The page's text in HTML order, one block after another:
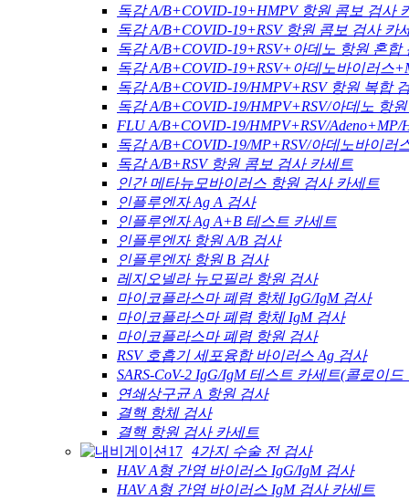
독감 A/B+COVID-19+HMPV 항원 콤보 검사
독감 A/B+COVID-19+RSV 항원 콤보 검사 카
독감 A/B+COVID-19+RSV+아데노 항원 혼합
독감 A/B+COVID-19+RSV+아데노바이러스
독감 A/B+COVID-19/HMPV+RSV 항원 복합
독감 A/B+COVID-19/HMPV+RSV/아데노 항
FLU A/B+COVID-19/HMPV+RSV/
독감 A/B+COVID-19/MP+RSV/아데노바이러
독감 A/B+RSV 항원 콤보 검사 카세트
인간 메타뉴모바이러스 항원 검사 카세트
인플루엔자 Ag A 검사
인플루엔자 Ag A+B 테스트 카세트
인플루엔자 항원 A/B 검사
인플루엔자 항원 B 검사
레지오넬라 뉴모필라 항원 검사
마이코플라스마 폐렴 항체 IgG/IgM 검사
마이코플라스마 폐렴 항체 IgM 검사
마이코플라스마 폐렴 항원 검사
RSV 호흡기 세포융합 바이러스 Ag 검사
SARS-CoV-2 IgG/IgM 테스트 카세트(콜로이드
연쇄상구균 A 항원 검사
결핵 항체 검사
결핵 항원 검사 카세트
4가지 수술 전 검사
HAV A형 간염 바이러스 IgG/IgM 검사
HAV A형 간염 바이러스 IgM 검사 카세트